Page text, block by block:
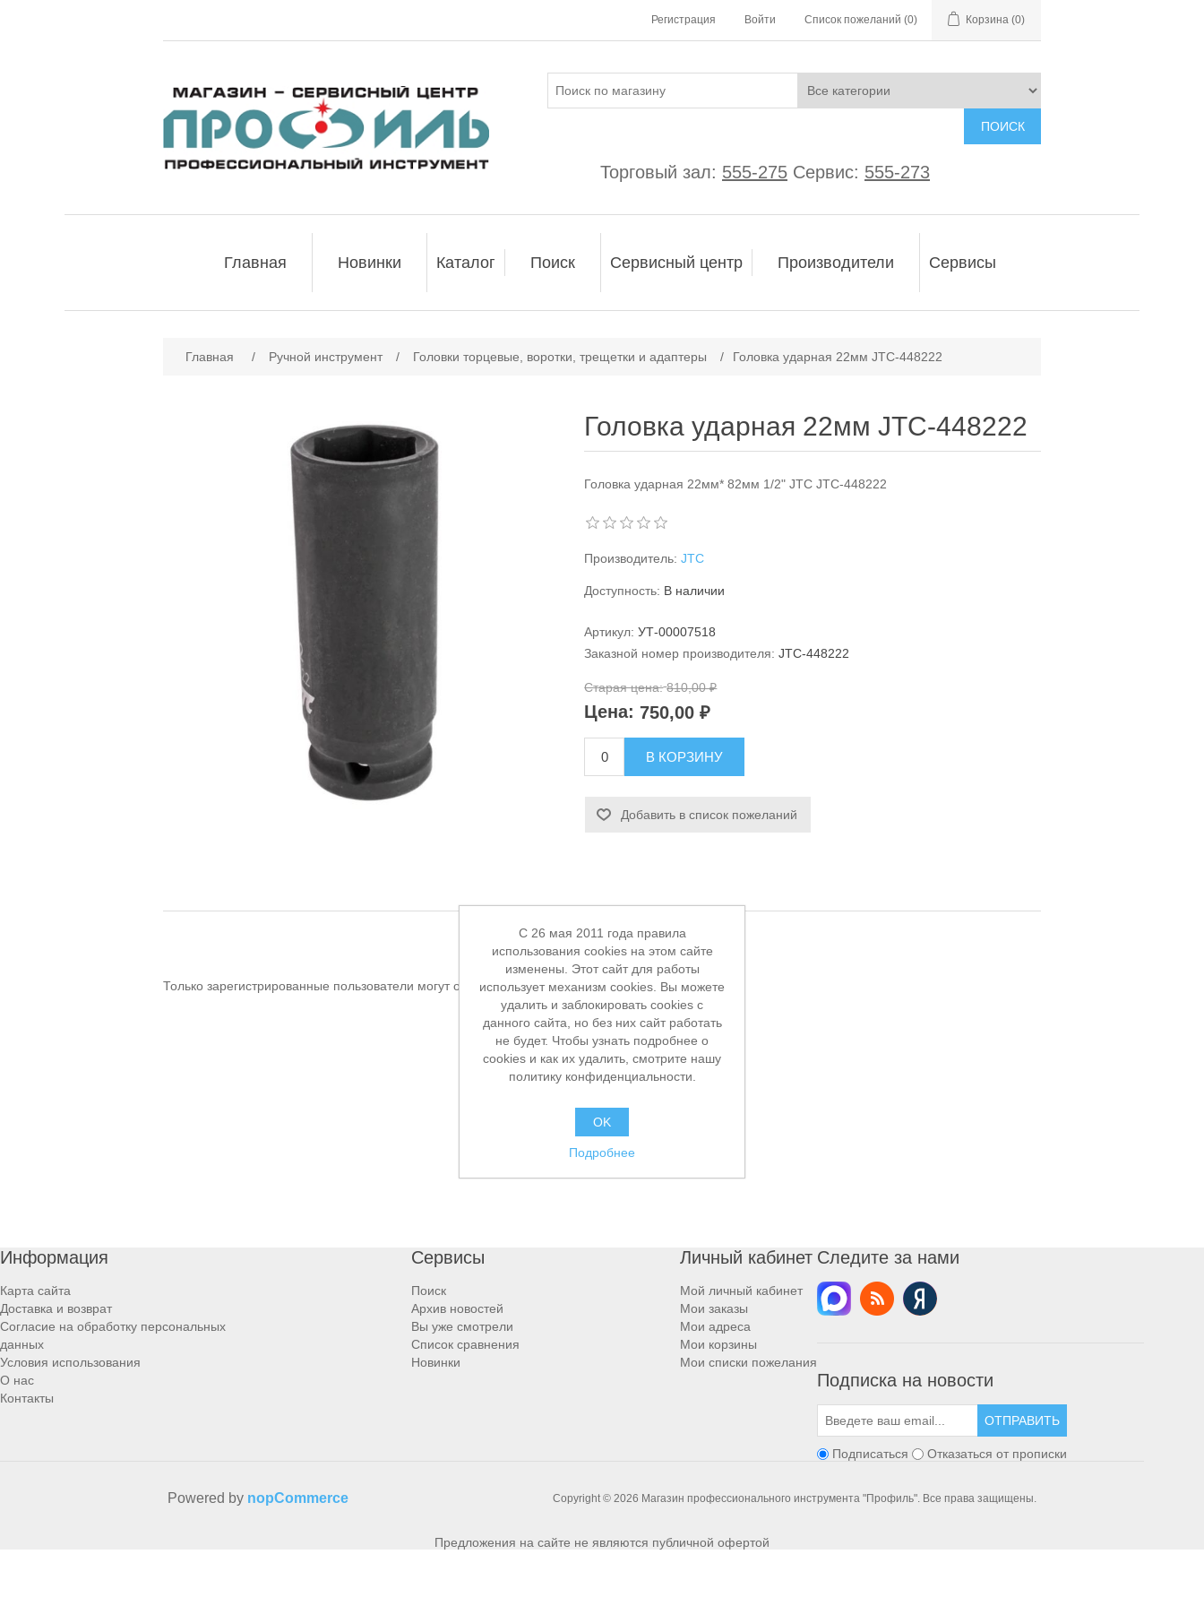
Регистрация Войти Список пожеланий (0) Корзина (0)
ПОИСК
Торговый зал: 555-275 Сервис: 555-273
Главная Новинки Каталог Поиск Сервисный центр Производители Сервисы
Главная / Ручной инструмент / Головки торцевые, воротки, трещетки и адаптеры / Головка ударная 22мм JTC-448222
Головка ударная 22мм JTC-448222
Головка ударная 22мм* 82мм 1/2" JTC JTC-448222
Производитель: JTC
Доступность: В наличии
Артикул: УТ-00007518
Заказной номер производителя: JTC-448222
Старая цена: 810,00 ₽
Цена: 750,00 ₽
В КОРЗИНУ
Добавить в список пожеланий
Только зарегистрированные пользователи могут оставлять отзывы
Информация
Карта сайта
Доставка и возврат
Согласие на обработку персональных
данных
Условия использования
О нас
Контакты
Сервисы
Поиск
Архив новостей
Вы уже смотрели
Список сравнения
Новинки
Личный кабинет
Мой личный кабинет
Мои заказы
Мои адреса
Мои корзины
Мои списки пожелания
Следите за нами
Подписка на новости
ОТПРАВИТЬ
Подписаться Отказаться от прописки
Copyright © 2026 Магазин профессионального инструмента "Профиль". Все права защищены.
Powered by nopCommerce
Предложения на сайте не являются публичной офертой
C 26 мая 2011 года правила
использования cookies на этом сайте
изменены. Этот сайт для работы
использует механизм cookies. Вы можете
удалить и заблокировать cookies с
данного сайта, но без них сайт работать
не будет. Чтобы узнать подробнее о
cookies и как их удалить, смотрите нашу
политику конфиденциальности.
OK
Подробнее